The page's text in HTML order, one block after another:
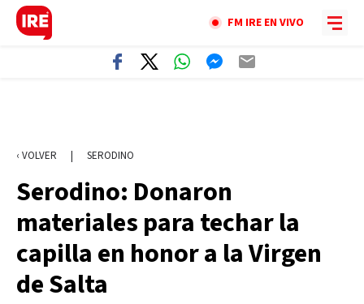
FM IRE EN VIVO
‹ VOLVER | SERODINO
Serodino: Donaron
materiales para techar la
capilla en honor a la Virgen
de Salta